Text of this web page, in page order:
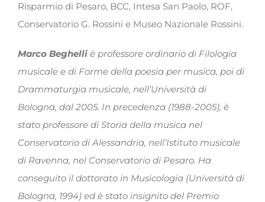
Risparmio di Pesaro, BCC, Intesa San Paolo, ROF,
Conservatorio G. Rossini e Museo Nazionale Rossini.
Marco Beghelliè professore ordinario di Filologia
musicale e di Forme della poesia per musica, poi di
Drammaturgia musicale, nell’Università di
Bologna, dal 2005. In precedenza (1988-2005), è
stato professore di Storia della musica nel
Conservatorio di Alessandria, nell’Istituto musicale
di Ravenna, nel Conservatorio di Pesaro. Ha
conseguito il dottorato in Musicologia (Università di
Bologna, 1994) ed è stato insignito del Premio